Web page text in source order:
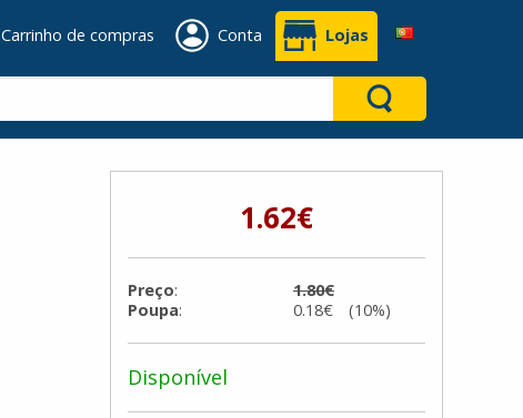
Carrinho de compras Conta Lojas
1.62€
Preço:
1.80€
Poupa: 0.18€ (10%)
Disponível